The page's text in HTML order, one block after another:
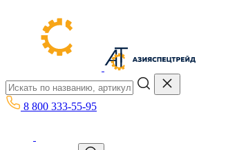
8 800 333-55-95